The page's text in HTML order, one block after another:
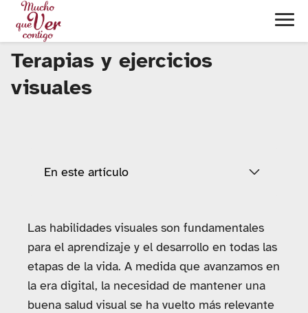
Terapias y ejercicios
visuales
En este artículo
Las habilidades visuales son fundamentales
para el aprendizaje y el desarrollo en todas las
etapas de la vida. A medida que avanzamos en
la era digital, la necesidad de mantener una
buena salud visual se ha vuelto más relevante